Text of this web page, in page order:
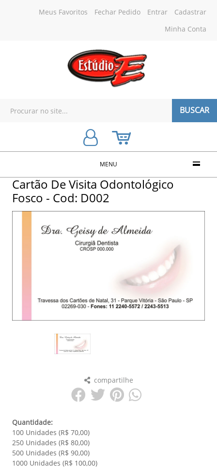
Cadastrar
Entrar
Fechar Pedido
Meus Favoritos
Minha Conta
BUSCAR
MENU
Cartão De Visita Odontológico
Fosco - Cod: D002
compartilhe
Quantidade:
100 Unidades (R$ 70,00)
250 Unidades (R$ 80,00)
500 Unidades (R$ 90,00)
1000 Unidades (R$ 100,00)